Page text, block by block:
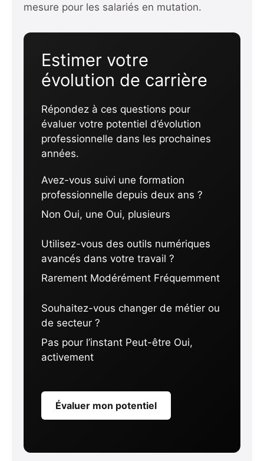
mesure pour les salariés en mutation.
Estimer votre
évolution de carrière
Répondez à ces questions pour
évaluer votre potentiel d’évolution
professionnelle dans les prochaines
années.
Avez-vous suivi une formation
professionnelle depuis deux ans ?
Non Oui, une Oui, plusieurs
Utilisez-vous des outils numériques
avancés dans votre travail ?
Rarement Modérément Fréquemment
Souhaitez-vous changer de métier ou
de secteur ?
Pas pour l’instant Peut-être Oui,
activement
Évaluer mon potentiel